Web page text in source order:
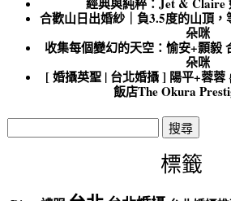
合歡山日出婚紗｜負3.5度的山頂
朵咪
收集每個變幻的天空：愉安+顥毅
朵咪
[ 婚攝英聖 | 台北婚攝 ] 陽平+蓉
飯店The Okura
搜
尋
標籤